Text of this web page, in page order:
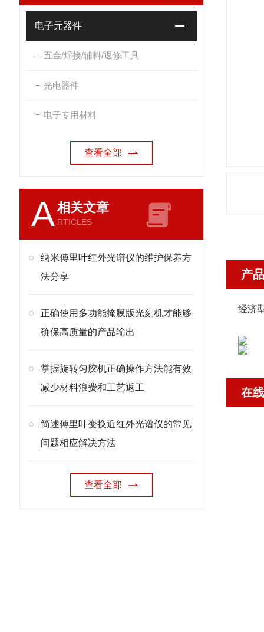
电子元器件
五金/焊接/辅料/返修工具
光电器件
电子专用材料
查看全部
A相关文章
RTICLES
纳米傅里叶红外光谱仪的维护保养方
法分享
正确使用多功能掩膜版光刻机才能够
确保高质量的产品输出
掌握旋转匀胶机正确操作方法能有效
减少材料浪费和工艺返工
简述傅里叶变换近红外光谱仪的常见
问题相应解决方法
查看全部
产
经济
在